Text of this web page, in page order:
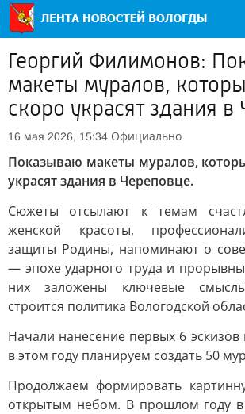
Георгий Филимонов:
макеты муралов,
скоро украсят здания в
16 мая 2026, 15:34 Официально
Показываю макеты муралов,
украсят здания в Череповце.
Сюжеты отсылают к темам
женской красоты,
защиты Родины, напоминают о
— эпохе ударного труда и
них заложены ключевые
строится политика Вологодской
Начали нанесение первых 6 эскизов
в этом году планируем создать 50
Продолжаем формировать
открытым небом. В прошлом году